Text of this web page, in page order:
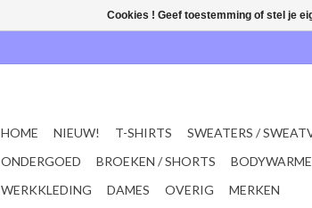
HOME NIEUW! T-SHIRTS SWEATERS /
ONDERGOED
BROEKEN / SHORTS
WERKKLEDING
DAMES OVERIG MERKEN
Cookies ! Geef toestemming of stel je